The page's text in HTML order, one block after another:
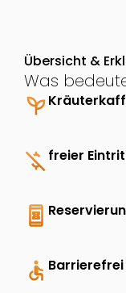
Übersicht &
Was
psychiatry
money_off freier
book_online
accessible Barrierefrei